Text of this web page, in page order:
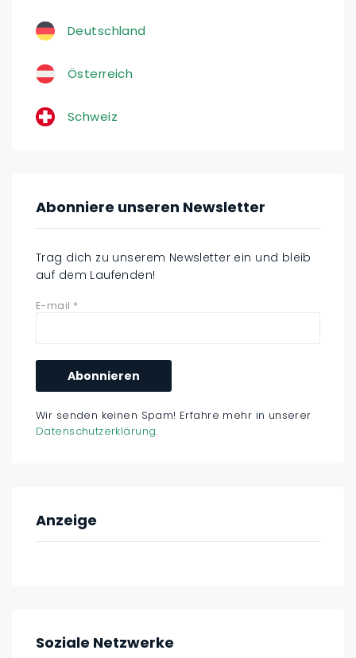
Deutschland
Österreich
Schweiz
Abonniere unseren Newsletter
Trag dich zu unserem Newsletter ein und bleib
auf dem Laufenden!
E-mail *
Wir senden keinen Spam! Erfahre mehr in unserer
Datenschutzerklärung.
Anzeige
Soziale Netzwerke